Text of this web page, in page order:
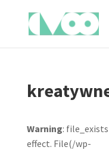
Warning:
effect. File(/wp-